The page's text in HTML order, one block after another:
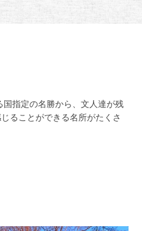
指定の名勝から、文人達が残
ることができる名所がたくさ